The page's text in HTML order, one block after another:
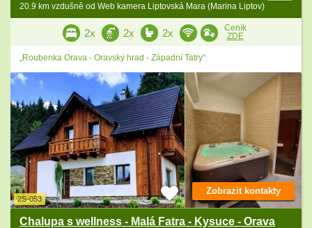
20.9 km vzdušně od Web kamera Liptovská Mara (Marina Liptov)
2x 2x 2x
Ceník
ZDE
„Roubenka Orava - Oravský hrad - Západní Tatry“
2S-053
Chalupa s wellness - Malá Fatra - Kysuce - Orava
Zobrazit kontakty